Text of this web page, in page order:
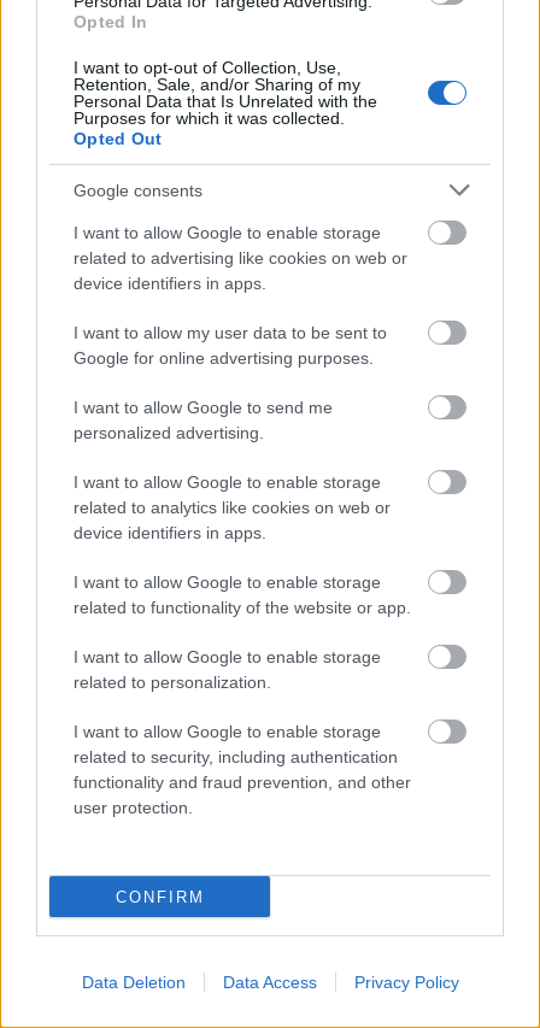
Opted In
I want to opt-out of Collection, Use,
Retention, Sale, and/or Sharing of my
Personal Data that Is Unrelated with the
Purposes for which it was collected.
Opted Out
Google consents
I want to allow Google to enable storage
related to advertising like cookies on web or
device identifiers in apps.
I want to allow my user data to be sent to
Google for online advertising purposes.
I want to allow Google to send me
personalized advertising.
I want to allow Google to enable storage
related to analytics like cookies on web or
device identifiers in apps.
I want to allow Google to enable storage
related to functionality of the website or app.
I want to allow Google to enable storage
related to personalization.
I want to allow Google to enable storage
related to security, including authentication
functionality and fraud prevention, and other
user protection.
CONFIRM
Data Deletion Data Access Privacy Policy
BKK KM Építő Kft. Főmterv Mérnöki Tervező Zrt.
Látványos építési szakasz indult be a Flórián téri
felüljárón
A tartós nyári hőség jelentős kihívás elé állítja a KM Építőt,
Paks II.: Mit jelent az 5. blokk új
mérföldköve a felülvizsgálat
Elkészült a Liszt Ferenc repülőtér
közelében lévő logisztikai bázis út- és
közműhálózatának fejlesztése
Látlelet a hazai víziközművekről?
múlt Bicske vízellátása
Épített öröksége megújításával is készül
Mohács a csata ötszázadik
Név